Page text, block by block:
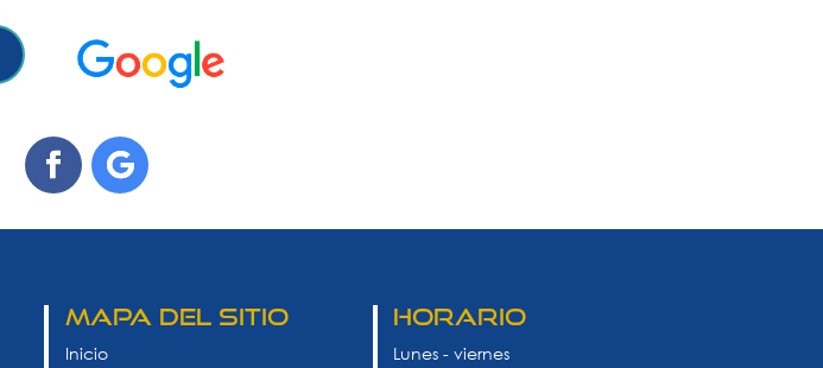
MAPA DEL SITIO
Inicio
Horario
Lunes - viernes